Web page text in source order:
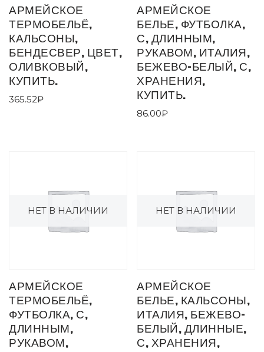
АРМЕЙСКОЕ
ТЕРМОБЕЛЬЁ,
КАЛЬСОНЫ,
БЕНДЕСВЕР, ЦВЕТ,
ОЛИВКОВЫЙ,
КУПИТЬ.
365.52₽
АРМЕЙСКОЕ
БЕЛЬЕ, ФУТБОЛКА,
С, ДЛИННЫМ,
РУКАВОМ, ИТАЛИЯ,
БЕЖЕВО-БЕЛЫЙ, С,
ХРАНЕНИЯ,
КУПИТЬ.
86.00₽
НЕТ В НАЛИЧИИ
АРМЕЙСКОЕ
ТЕРМОБЕЛЬЁ,
ФУТБОЛКА, С,
ДЛИННЫМ,
РУКАВОМ,
НЕТ В НАЛИЧИИ
АРМЕЙСКОЕ
БЕЛЬЕ, КАЛЬСОНЫ,
ИТАЛИЯ, БЕЖЕВО-
БЕЛЫЙ, ДЛИННЫЕ,
С, ХРАНЕНИЯ,